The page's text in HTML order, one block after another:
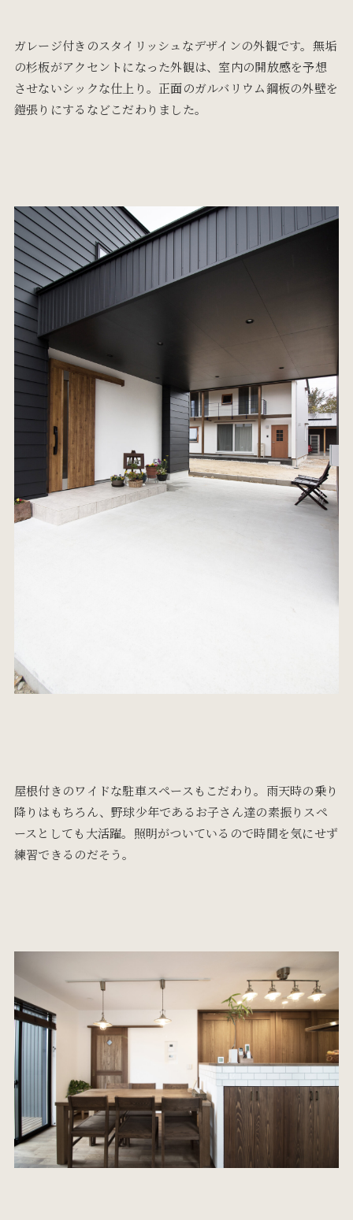
ガレージ付きのスタイリッシュなデザインの外観です。 無垢
の杉板がアクセントになった外観は、室内の開放感を予想
させないシックな仕上り。正面のガルバリウム鋼板の外壁を
鎧張りにするなどこだわりました。
屋根付きのワイドな駐車スペースもこだわり。雨天時の乗り
降りはもちろん、野球少年であるお子さん達の素振りスペ
ースとしても大活躍。照明がついているので時間を気にせず
練習できるのだそう。